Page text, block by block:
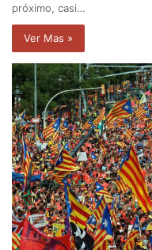
próximo, casi…
Ver Mas »